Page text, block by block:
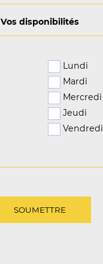
Vos disponibilités
Lundi
Mardi
Mercredi
Jeudi
Vendredi